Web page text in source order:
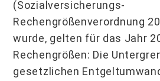
(Sozialversicherungs-
Rechengrößenverordnung
wurde, gelten für das Jahr
Rechengrößen: Die
gesetzlichen